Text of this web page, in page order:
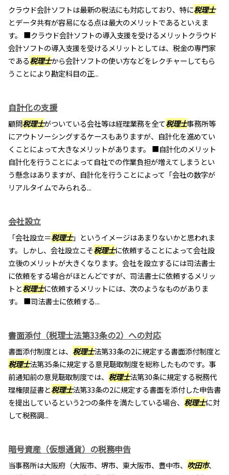
クラウド会計ソフトは最新の税法にも対応しており、特に税理士
とデータ共有が容易になる点は最大のメリットであるといえま
す。 ■クラウド会計ソフトの導入支援を受けるメリットクラウド
会計ソフトの導入支援を受けるメリットとしては、税金の専門家
である税理士から会計ソフトの使い方などをレクチャーしてもら
うことにより勘定科目の正...
自計化の支援
顧問税理士がついている会社等は経理業務を全て税理士事務所等
にアウトソーシングするケースもありますが、自計化を進めてい
くことによって大きなメリットがあります。 ■自計化のメリット
自計化を行うことによって自社での作業負担が増えてしまうとい
う懸念はありますが、自計化を行うことによって「会社の数字が
リアルタイムでみられる...
会社設立
「会社設立＝税理士」というイメージはあまりないかと思われま
す。しかし、会社設立こそ税理士に依頼することによって会社設
立後のメリットが大きくなります。会社を設立するには司法書士
に依頼をする場合がほとんどですが、司法書士に依頼するメリッ
トと税理士に依頼するメリットには、次のようなものがありま
す。 ■司法書士に依頼する...
書面添付（税理士法第33条の2）への対応
書面添付制度とは、 税理士法第33条の2に規定する書面添付制度と
税理士法第35条に規定する意見聴取制度を総称したものです。事
前通知前の意見聴取制度では、 税理士法第30条に規定する税務代
理権限証書と税理士法第33条の2に規定する書面を添付した申告書
を提出しているという2つの条件を満たしている場合、 税理士に対
して税務調...
暗号資産（仮想通貨）の税務申告
当事務所は大阪府（大阪市、堺市、東大阪市、豊中市、 吹田市、